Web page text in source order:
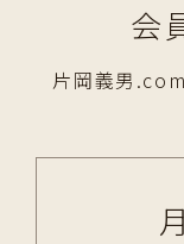
会
片岡義男